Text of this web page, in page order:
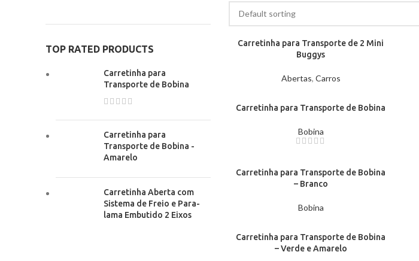
TOP RATED PRODUCTS
Carretinha para
Transporte de Bobina
Carretinha para
Transporte de Bobina -
Amarelo
Carretinha Aberta com
Sistema de Freio e Para-
lama Embutido 2 Eixos
Carretinha para Transporte de 2 Mini
Buggys
Abertas, Carros
Carretinha para Transporte de Bobina
Bobina
Carretinha para Transporte de Bobina
– Branco
Bobina
Carretinha para Transporte de Bobina
– Verde e Amarelo